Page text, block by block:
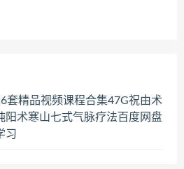
套精品视频课程合集47G祝由术
阳术寒山七式气脉疗法百度网盘
习